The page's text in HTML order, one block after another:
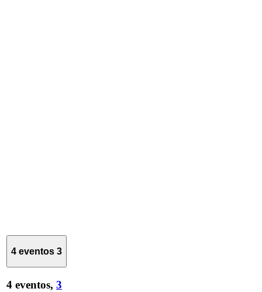
4 eventos 3
4 eventos, 3